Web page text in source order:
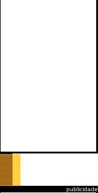
publicidade